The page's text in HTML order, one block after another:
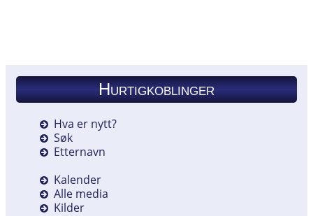
Hurtigkoblinger
Hva er nytt?
Søk
Etternavn
Kalender
Alle media
Kilder